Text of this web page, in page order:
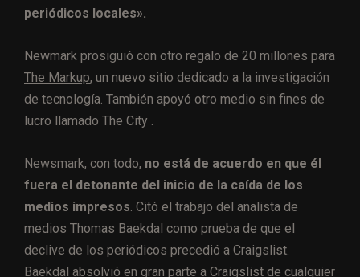
periódicos locales».
Newmark prosiguió con otro regalo de 20 millones para
The Markup, un nuevo sitio dedicado a la investigación
de tecnología. También apoyó otro medio sin fines de
lucro llamado The City .
Newsmark, con todo, no está de acuerdo en que él
fuera el detonante del inicio de la caída de los
medios impresos . Citó el trabajo del analista de
medios Thomas Baekdal como prueba de que el
declive de los periódicos precedió a Craigslist.
Baekdal absolvió en gran parte a Craigslist de cualquier